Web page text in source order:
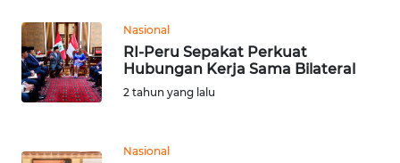
Nasional
RI-Peru Sepakat Perkuat
Hubungan Kerja Sama Bilateral
2 tahun yang lalu
Nasional
OPINI
EDITORIAL